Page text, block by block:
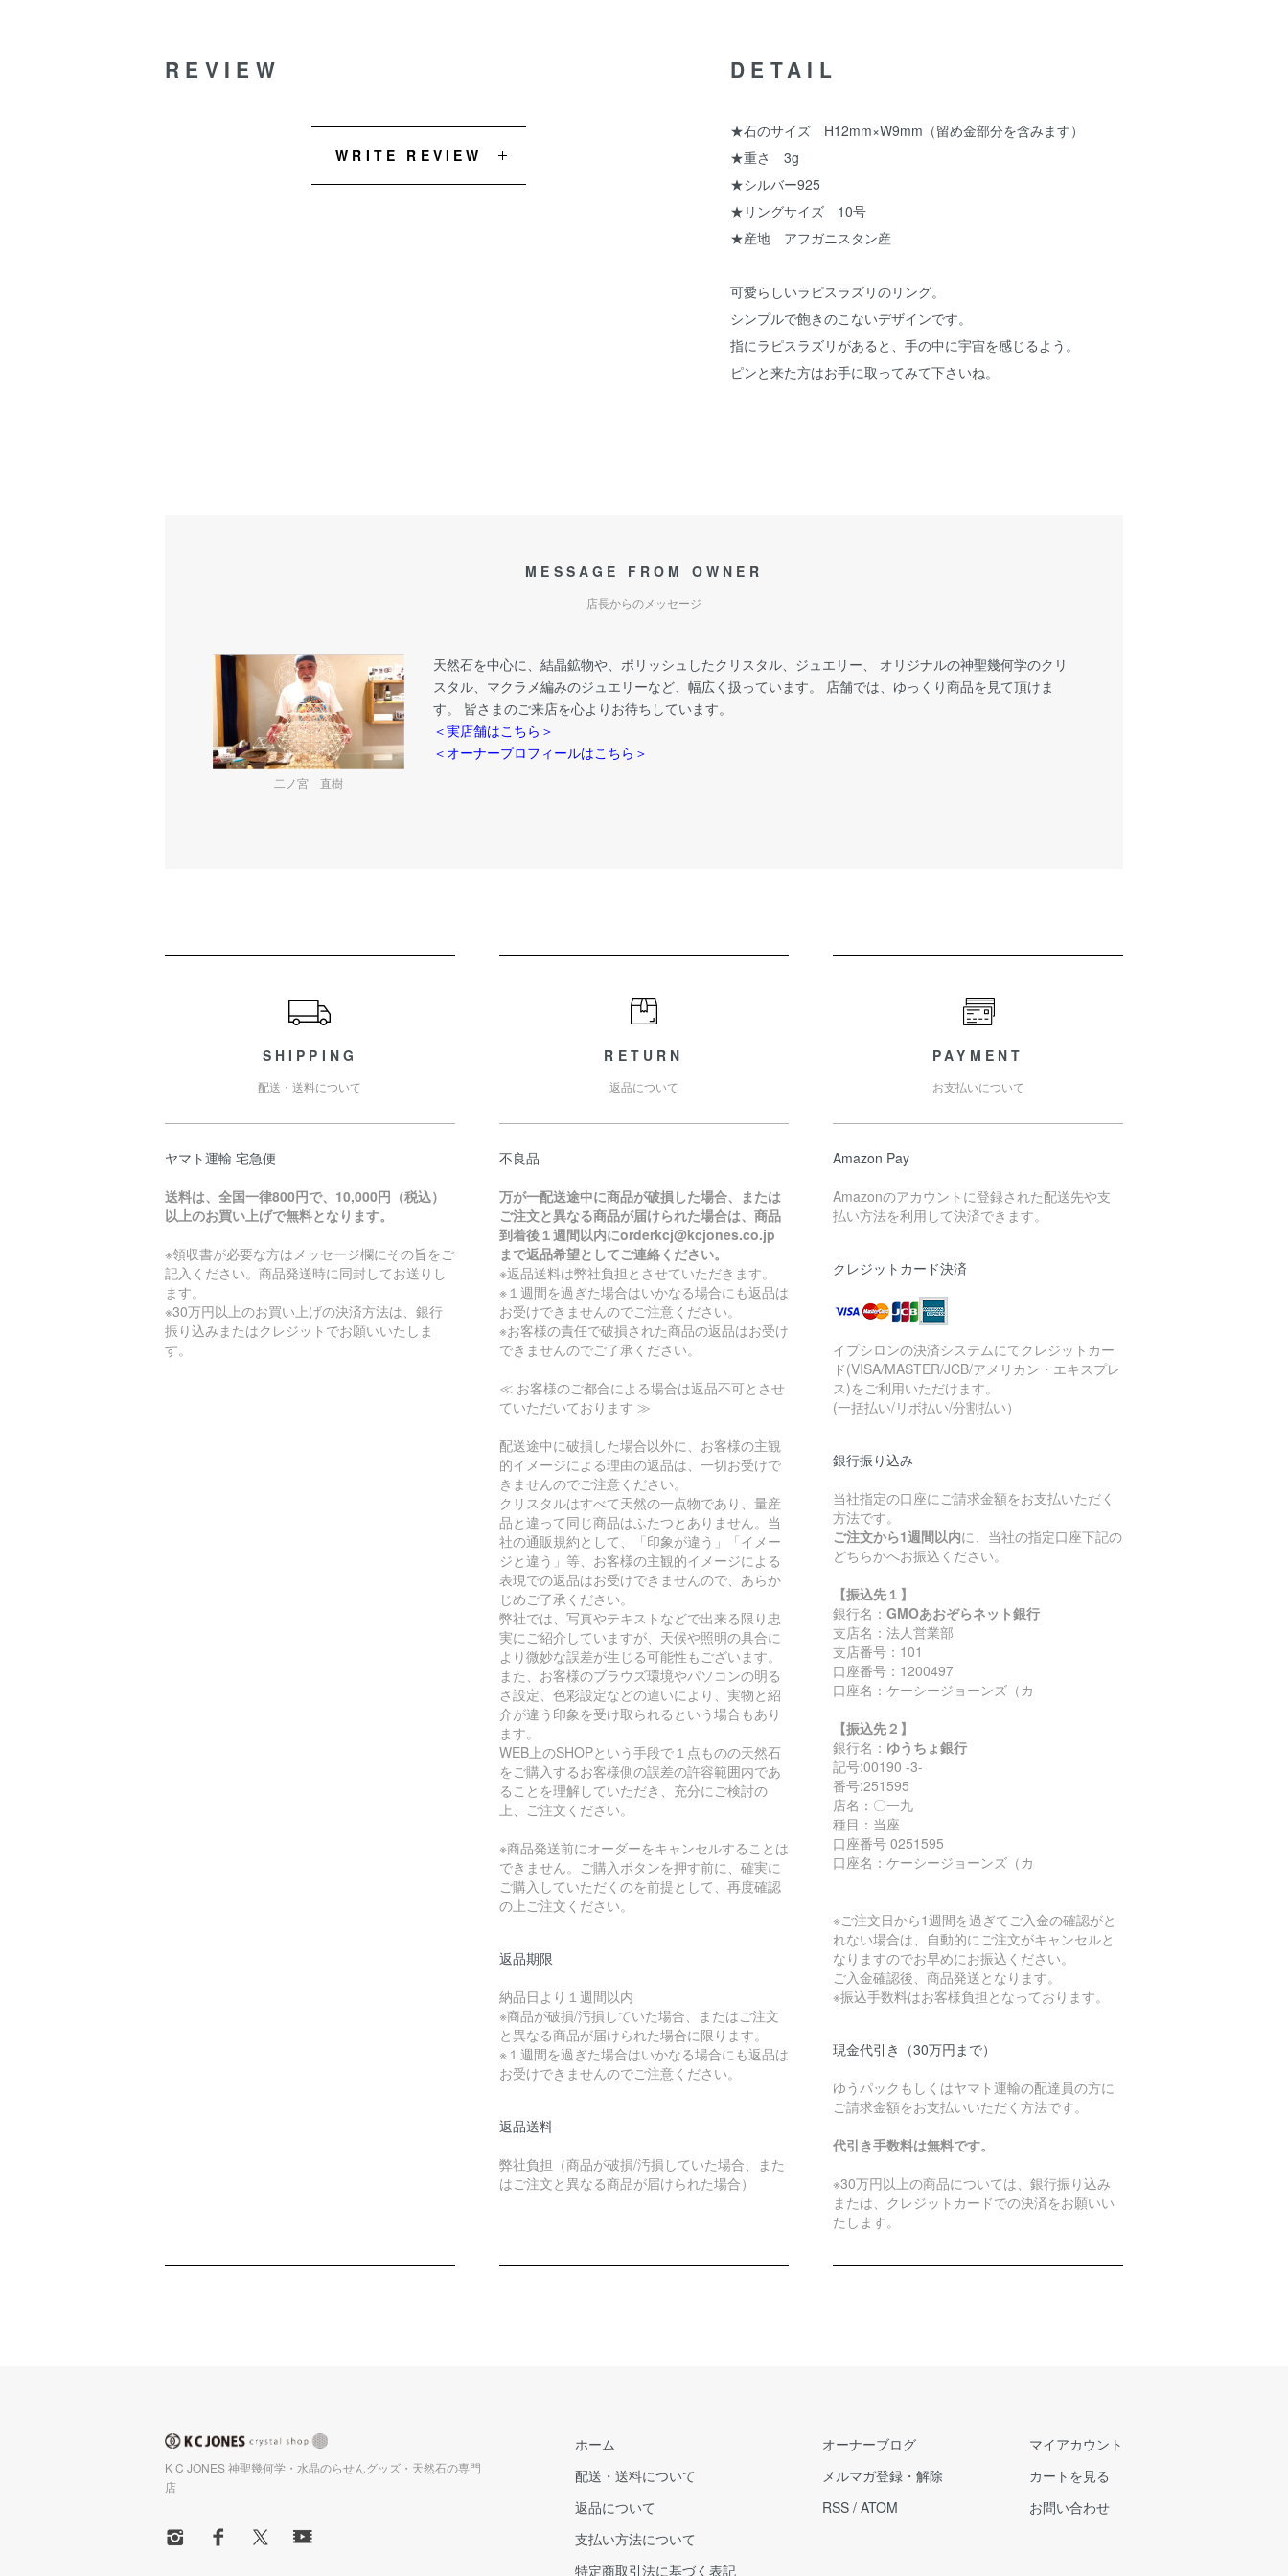
DETAIL
★石のサイズ H12mm×W9mm（留め金部分を含みます）
★重さ 3g
★シルバー925
★リングサイズ 10号
★産地 アフガニスタン産
可愛らしいラピスラズリのリング。
シンプルで飽きのこないデザインです。
指にラピスラズリがあると、手の中に宇宙を感じるよう。
ピンと来た方はお手に取ってみて下さいね。
REVIEW
WRITE REVIEW
MESSAGE FROM OWNER
店長からのメッセージ
二ノ宮 直樹
天然石を中心に、結晶鉱物や、ポリッシュしたクリスタル、ジュエリー、 オリジナルの神聖幾何学のクリ
スタル、マクラメ編みのジュエリーなど、幅広く扱っています。 店舗では、ゆっくり商品を見て頂けま
す。 皆さまのご来店を心よりお待ちしています。
＜実店舗はこちら＞
＜オーナープロフィールはこちら＞
SHIPPING
配送・送料について
ヤマト運輸 宅急便
送料は、全国一律800円で、10,000円（税込）
以上のお買い上げで無料となります。
※領収書が必要な方はメッセージ欄にその旨をご
記入ください。商品発送時に同封してお送りし
ます。
※30万円以上のお買い上げの決済方法は、銀行
振り込みまたはクレジットでお願いいたしま
す。
RETURN
返品について
不良品
万が一配送途中に商品が破損した場合、または
ご注文と異なる商品が届けられた場合は、商品
到着後１週間以内にorderkcj@kcjones.co.jp
まで返品希望としてご連絡ください。
※返品送料は弊社負担とさせていただきます。
※１週間を過ぎた場合はいかなる場合にも返品は
お受けできませんのでご注意ください。
※お客様の責任で破損された商品の返品はお受け
できませんのでご了承ください。
≪ お客様のご都合による場合は返品不可とさせ
ていただいております ≫
配送途中に破損した場合以外に、お客様の主観
的イメージによる理由の返品は、一切お受けで
きませんのでご注意ください。
クリスタルはすべて天然の一点物であり、量産
品と違って同じ商品はふたつとありません。当
社の通販規約として、「印象が違う」「イメー
ジと違う」等、お客様の主観的イメージによる
表現での返品はお受けできませんので、あらか
じめご了承ください。
弊社では、写真やテキストなどで出来る限り忠
実にご紹介していますが、天候や照明の具合に
より微妙な誤差が生じる可能性もございます。
また、お客様のブラウズ環境やパソコンの明る
さ設定、色彩設定などの違いにより、実物と紹
介が違う印象を受け取られるという場合もあり
ます。
WEB上のSHOPという手段で１点ものの天然石
をご購入するお客様側の誤差の許容範囲内であ
ることを理解していただき、充分にご検討の
上、ご注文ください。
※商品発送前にオーダーをキャンセルすることは
できません。ご購入ボタンを押す前に、確実に
ご購入していただくのを前提として、再度確認
の上ご注文ください。
返品期限
納品日より１週間以内
※商品が破損/汚損していた場合、またはご注文
と異なる商品が届けられた場合に限ります。
※１週間を過ぎた場合はいかなる場合にも返品は
お受けできませんのでご注意ください。
返品送料
弊社負担（商品が破損/汚損していた場合、また
はご注文と異なる商品が届けられた場合）
PAYMENT
お支払いについて
Amazon Pay
Amazonのアカウントに登録された配送先や支
払い方法を利用して決済できます。
クレジットカード決済
イプシロンの決済システムにてクレジットカー
ド(VISA/MASTER/JCB/アメリカン・エキスプレ
ス)をご利用いただけます。
(一括払い/リボ払い/分割払い）
銀行振り込み
当社指定の口座にご請求金額をお支払いただく
方法です。
ご注文から1週間以内に、当社の指定口座下記の
どちらかへお振込ください。
【振込先１】
銀行名：GMOあおぞらネット銀行
支店名：法人営業部
支店番号：101
口座番号：1200497
口座名：ケーシージョーンズ（カ
【振込先２】
銀行名： ゆうちょ銀行
記号:00190 -3-
番号:251595
店名：〇一九
種目：当座
口座番号 0251595
口座名：ケーシージョーンズ（カ
※ご注文日から1週間を過ぎてご入金の確認がと
れない場合は、自動的にご注文がキャンセルと
なりますのでお早めにお振込ください。
ご入金確認後、商品発送となります。
※振込手数料はお客様負担となっております。
現金代引き（30万円まで）
ゆうパックもしくはヤマト運輸の配達員の方に
ご請求金額をお支払いいただく方法です。
代引き手数料は無料です。
※30万円以上の商品については、銀行振り込み
または、クレジットカードでの決済をお願いい
たします。
K C JONES 神聖幾何学・水晶のらせんグッズ・天然石の専門
店
ホーム
配送・送料について
返品について
支払い方法について
特定商取引法に基づく表記
オーナーブログ
メルマガ登録・解除
RSS / ATOM
マイアカウント
カートを見る
お問い合わせ